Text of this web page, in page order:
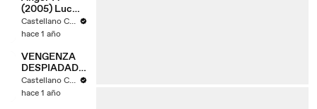
(2005) Luc
Besson
Castellano Cine Box
hace 1 año
VENGENZA
DESPIADADA
(Colombiana)
2011 Peli
Castellano Cine Box
hace 1 año